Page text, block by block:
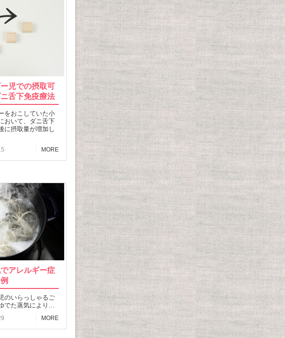
児での摂取可
舌下免疫療法
をおこしていた小
おいて、ダニ舌下
に摂取量が増加し
MORE
アレルギー症
のいらっしゃるご
でた蒸気により…
MORE